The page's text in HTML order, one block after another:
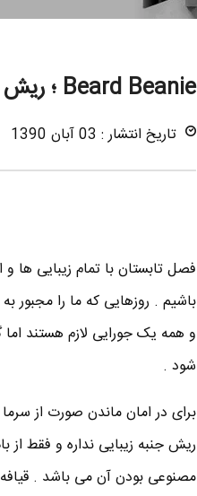
Beard Beanie ؛ ریش مصنوعی در زمستان
تاریخ انتشار : 03 آبان 1390
فصل تابستان با تمام زیبایی ها
باشیم . روزهایی که ما را
و همه یک جورایی لازم هستند
شود .
برای در امان ماندن صورت از سرما
ریش جنبه زیبایی نداره و فقط
مصنوعی بودن آن می باشد . قیافه